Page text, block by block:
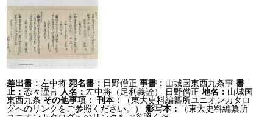
差出書： 左中将 宛名書： 日野僧正 事書： 山城国東西九条事書
止：恐々謹言 人名： 左中将（足利義詮） 日野僧正 地名： 山城国
東西九条 その他事項： 刊本：
（東大史料編纂所ユニオンカタロ
グへのリンクをご参照ください。）
影写本：
（東大史料編纂所